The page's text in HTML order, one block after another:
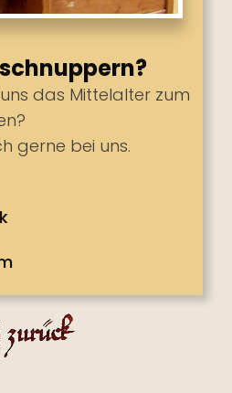
das Mittelalter zum
gerne bei uns.